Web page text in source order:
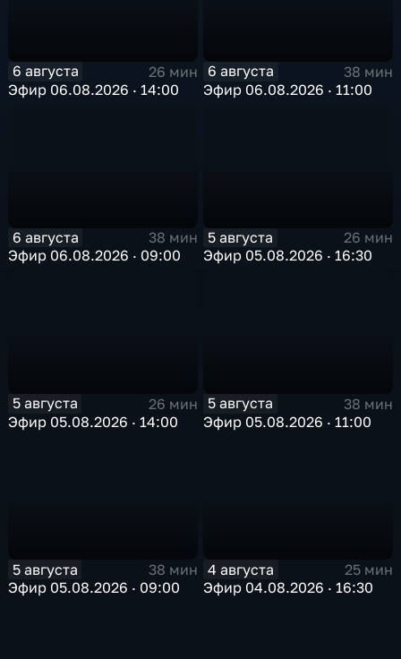
6 августа
26 мин
Эфир 06.08.2026 · 14:00
6 августа
38 мин
Эфир 06.08.2026 · 11:00
6 августа
38 мин
Эфир 06.08.2026 · 09:00
5 августа
26 мин
Эфир 05.08.2026 · 16:30
5 августа
26 мин
Эфир 05.08.2026 · 14:00
5 августа
38 мин
Эфир 05.08.2026 · 11:00
5 августа
38 мин
Эфир 05.08.2026 · 09:00
4 августа
25 мин
Эфир 04.08.2026 · 16:30